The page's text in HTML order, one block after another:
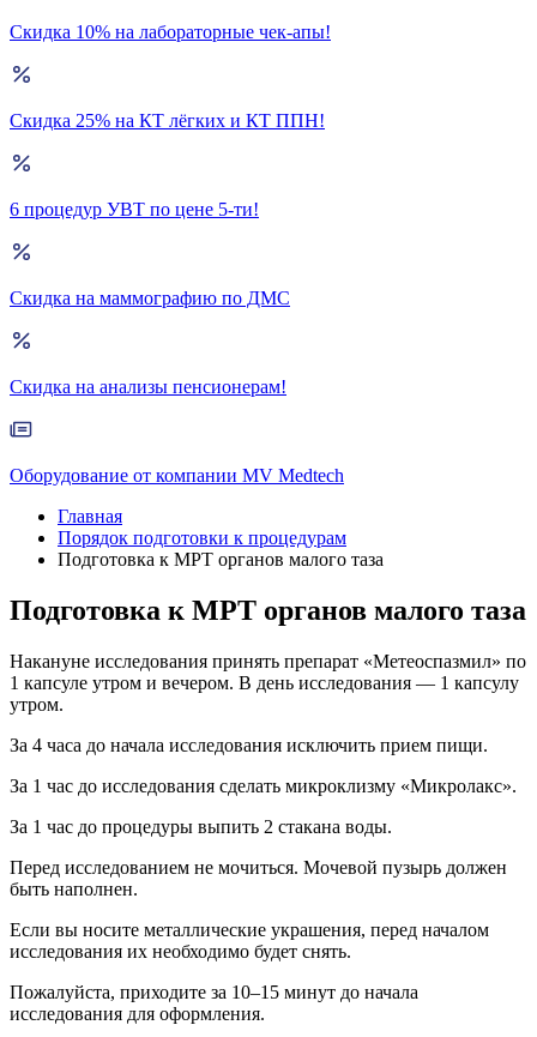
Скидка 10% на лабораторные чек-апы!
Скидка 25% на КТ лёгких и КТ ППН!
6 процедур УВТ по цене 5-ти!
Скидка на маммографию по ДМС
Скидка на анализы пенсионерам!
Оборудование от компании MV Medtech
Главная
Порядок подготовки к процедурам
Подготовка к МРТ органов малого таза
Подготовка к МРТ органов малого таза
Накануне исследования принять препарат «Метеоспазмил» по
1 капсуле утром и вечером. В день исследования — 1 капсулу
утром.
За 4 часа до начала исследования исключить прием пищи.
За 1 час до исследования сделать микроклизму «Микролакс».
За 1 час до процедуры выпить 2 стакана воды.
Перед исследованием не мочиться. Мочевой пузырь должен
быть наполнен.
Если вы носите металлические украшения, перед началом
исследования их необходимо будет снять.
Пожалуйста, приходите за 10–15 минут до начала
исследования для оформления.